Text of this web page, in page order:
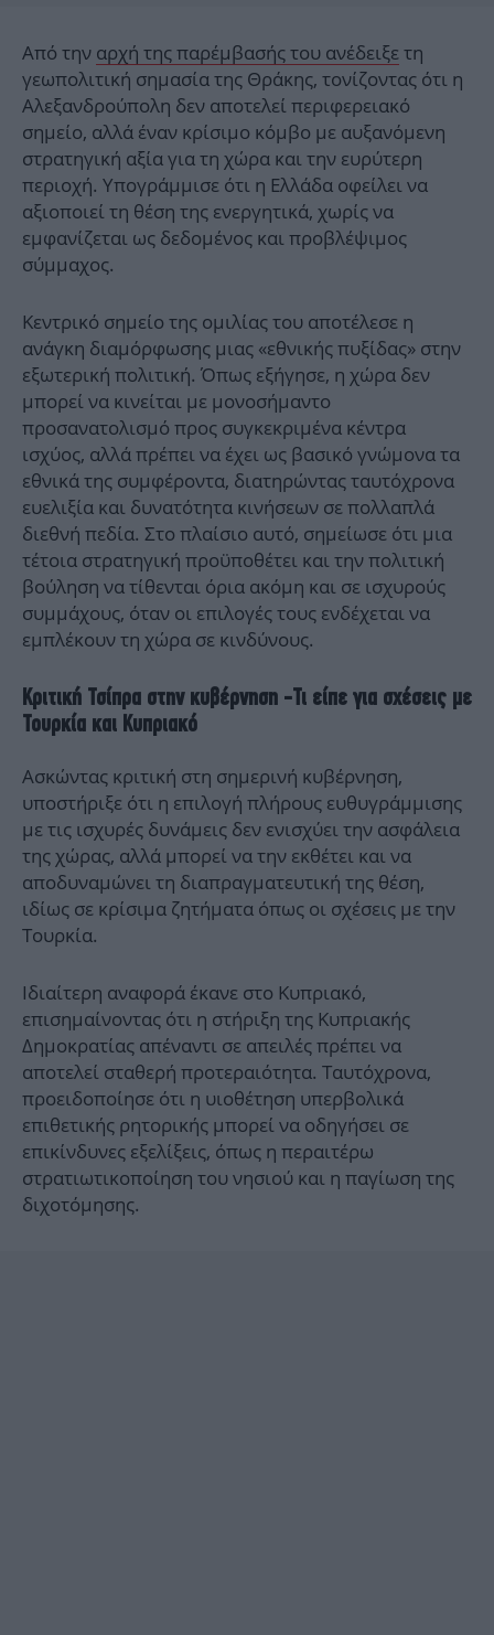
Από την αρχή της παρέμβασής του ανέδειξε τη
γεωπολιτική σημασία της Θράκης, τονίζοντας ότι η
Αλεξανδρούπολη δεν αποτελεί περιφερειακό
σημείο, αλλά έναν κρίσιμο κόμβο με αυξανόμενη
στρατηγική αξία για τη χώρα και την ευρύτερη
περιοχή. Υπογράμμισε ότι η Ελλάδα οφείλει να
αξιοποιεί τη θέση της ενεργητικά, χωρίς να
εμφανίζεται ως δεδομένος και προβλέψιμος
σύμμαχος.
Κεντρικό σημείο της ομιλίας του αποτέλεσε η
ανάγκη διαμόρφωσης μιας «εθνικής πυξίδας» στην
εξωτερική πολιτική. Όπως εξήγησε, η χώρα δεν
μπορεί να κινείται με μονοσήμαντο
προσανατολισμό προς συγκεκριμένα κέντρα
ισχύος, αλλά πρέπει να έχει ως βασικό γνώμονα τα
εθνικά της συμφέροντα, διατηρώντας ταυτόχρονα
ευελιξία και δυνατότητα κινήσεων σε πολλαπλά
διεθνή πεδία. Στο πλαίσιο αυτό, σημείωσε ότι μια
τέτοια στρατηγική προϋποθέτει και την πολιτική
βούληση να τίθενται όρια ακόμη και σε ισχυρούς
συμμάχους, όταν οι επιλογές τους ενδέχεται να
εμπλέκουν τη χώρα σε κινδύνους.
Κριτική Τσίπρα στην κυβέρνηση -Τι είπε για σχέσεις με
Τουρκία και Κυπριακό
Ασκώντας κριτική στη σημερινή κυβέρνηση,
υποστήριξε ότι η επιλογή πλήρους ευθυγράμμισης
με τις ισχυρές δυνάμεις δεν ενισχύει την ασφάλεια
της χώρας, αλλά μπορεί να την εκθέτει και να
αποδυναμώνει τη διαπραγματευτική της θέση,
ιδίως σε κρίσιμα ζητήματα όπως οι σχέσεις με την
Τουρκία.
Ιδιαίτερη αναφορά έκανε στο Κυπριακό,
επισημαίνοντας ότι η στήριξη της Κυπριακής
Δημοκρατίας απέναντι σε απειλές πρέπει να
αποτελεί σταθερή προτεραιότητα. Ταυτόχρονα,
προειδοποίησε ότι η υιοθέτηση υπερβολικά
επιθετικής ρητορικής μπορεί να οδηγήσει σε
επικίνδυνες εξελίξεις, όπως η περαιτέρω
στρατιωτικοποίηση του νησιού και η παγίωση της
διχοτόμησης.